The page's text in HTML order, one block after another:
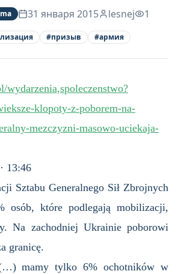
31 января 2015 lesnej 1
#призыв #армия
wydarzenia,spoleczenstwo?
klopoty-z-poborem-na-
mezczyzni-masowo-uciekaja-
13:46
Sztabu Generalnego Sił Zbrojnych
osób, które podlegają mobilizacji,
Na zachodniej Ukrainie poborowi
granicę.
mamy tylko 6% ochotników w